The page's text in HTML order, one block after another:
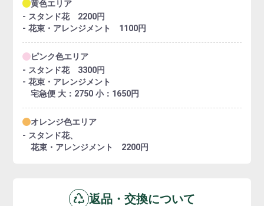
黄色エリア
- スタンド花 2200円
- 花束・アレンジメント 1100円
ピンク色エリア
- スタンド花 3300円
- 花束・アレンジメント
宅急便 大：2750 小：1650円
オレンジ色エリア
- スタンド花、
花束・アレンジメント 2200円
返品・交換について